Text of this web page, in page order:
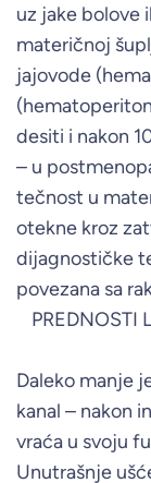
uz jake bolove
materičnoj
jajovode
desiti i nakon
– u
tečnost u
otekne kroz
dijagnostičke
povezana sa
PREDNOSTI
Daleko manje
kanal – nakon
vraća u svoju
Unutrašnje